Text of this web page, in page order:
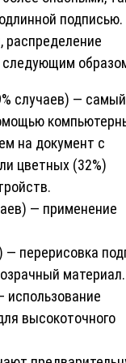
подписью.
распределение
следующим
случаев) — самый
на документ с
цветных (32%)
— применение
— перерисовка
материал.
использование
высокоточного